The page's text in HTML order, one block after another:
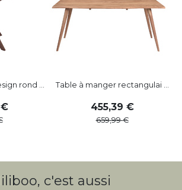
rond ... Table à manger rectangulai ...
455,39
659,99
c'est aussi